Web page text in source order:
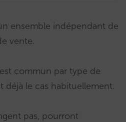
ensemble indépendant de
vente.
commun par type de
déjà le cas habituellement.
pas, pourront